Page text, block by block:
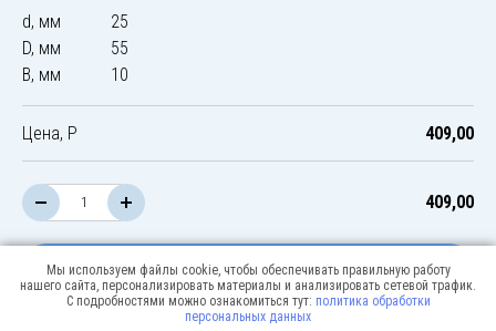
d, мм
25
D, мм
55
B, мм
10
Цена, Р 409,00
409,00
В корзину
Мы используем файлы cookie, чтобы обеспечивать правильную работу
нашего сайта, персонализировать материалы и анализировать сетевой трафик.
С подробностями можно ознакомиться тут: политика обработки
персональных данных